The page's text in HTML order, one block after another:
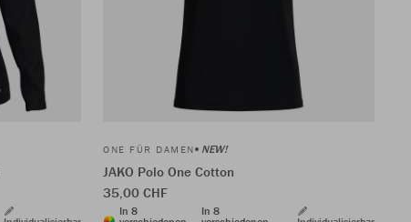
ONE FÜR DAMEN NEW!
JAKO Polo One Cotton
35,00 CHF
In 8
In 8